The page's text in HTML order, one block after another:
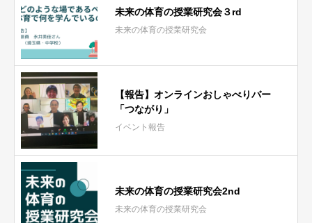
未来の体育の授業研究会３rd
未来の体育の授業研究会
【報告】オンラインおしゃべりバー
「つながり」
イベント報告
未来の体育の授業研究会2nd
未来の体育の授業研究会